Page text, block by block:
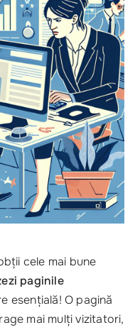
cele mai bune
paginile
esențială! O pagină
mai mulți vizitatori,